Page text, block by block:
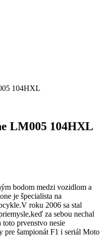
104HXL
LM005 104HXL
bodom medzi vozidlom a
je špecialista na
roku 2006 sa stal
za sebou nechal
prvenstvo nesie
pre šampionát F1 i seriál Moto